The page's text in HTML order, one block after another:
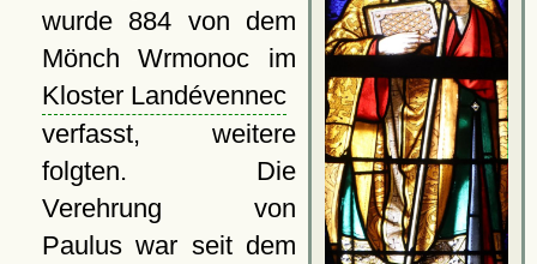
wurde 884 von dem
Mönch Wrmonoc im
Kloster Landévennec
verfasst, weitere
folgten. Die
Verehrung von
Paulus war seit dem